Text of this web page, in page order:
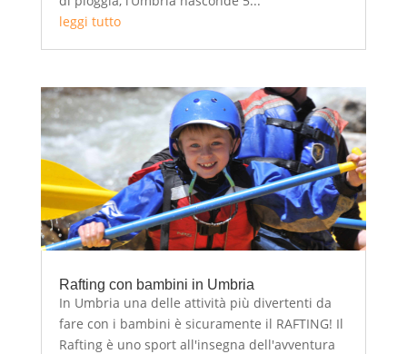
leggi tutto
Rafting con bambini in Umbria
In Umbria una delle attività più divertenti da
fare con i bambini è sicuramente il RAFTING! Il
Rafting è uno sport all'insegna dell'avventura